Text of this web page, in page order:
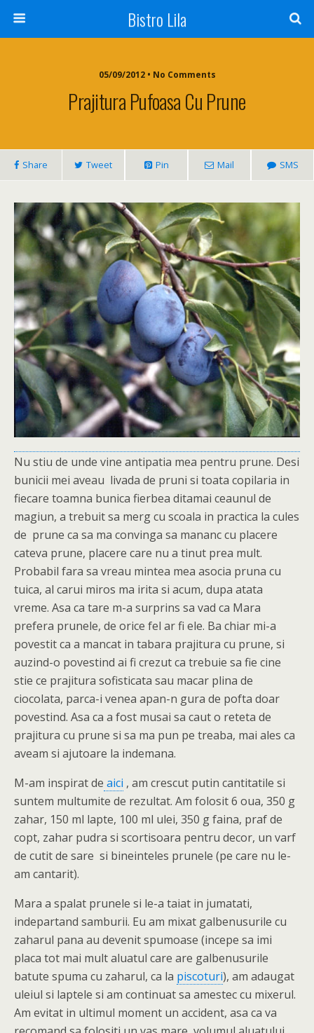
Bistro Lila
05/09/2012 • No Comments
Prajitura Pufoasa Cu Prune
Share Tweet Pin Mail SMS
Nu stiu de unde vine antipatia mea pentru prune. Desi
bunicii mei aveau livada de pruni si toata copilaria in
fiecare toamna bunica fierbea ditamai ceaunul de
magiun, a trebuit sa merg cu scoala in practica la cules
de prune ca sa ma convinga sa mananc cu placere
cateva prune, placere care nu a tinut prea mult.
Probabil fara sa vreau mintea mea asocia pruna cu
tuica, al carui miros ma irita si acum, dupa atata
vreme. Asa ca tare m-a surprins sa vad ca Mara
prefera prunele, de orice fel ar fi ele. Ba chiar mi-a
povestit ca a mancat in tabara prajitura cu prune, si
auzind-o povestind ai fi crezut ca trebuie sa fie cine
stie ce prajitura sofisticata sau macar plina de
ciocolata, parca-i venea apan-n gura de pofta doar
povestind. Asa ca a fost musai sa caut o reteta de
prajitura cu prune si sa ma pun pe treaba, mai ales ca
aveam si ajutoare la indemana.
M-am inspirat de aici , am crescut putin cantitatile si
suntem multumite de rezultat. Am folosit 6 oua, 350 g
zahar, 150 ml lapte, 100 ml ulei, 350 g faina, praf de
copt, zahar pudra si scortisoara pentru decor, un varf
de cutit de sare si bineinteles prunele (pe care nu le-
am cantarit).
Mara a spalat prunele si le-a taiat in jumatati,
indepartand samburii. Eu am mixat galbenusurile cu
zaharul pana au devenit spumoase (incepe sa imi
placa tot mai mult aluatul care are galbenusurile
batute spuma cu zaharul, ca la piscoturi), am adaugat
uleiul si laptele si am continuat sa amestec cu mixerul.
Am evitat in ultimul moment un accident, asa ca va